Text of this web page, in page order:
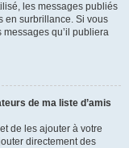
les messages publiés
en surbrillance. Si vous
messages qu’il publiera
de ma liste d’amis
de les ajouter à votre
directement des